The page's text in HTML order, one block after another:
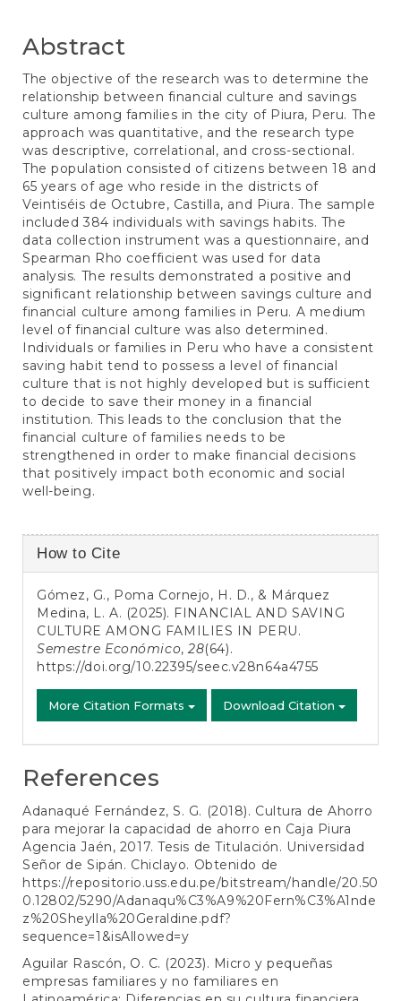
Abstract
The objective of the research was to determine the
relationship between financial culture and savings
culture among families in the city of Piura, Peru. The
approach was quantitative, and the research type
was descriptive, correlational, and cross-sectional.
The population consisted of citizens between 18 and
65 years of age who reside in the districts of
Veintiséis de Octubre, Castilla, and Piura. The sample
included 384 individuals with savings habits. The
data collection instrument was a questionnaire, and
Spearman Rho coefficient was used for data
analysis. The results demonstrated a positive and
significant relationship between savings culture and
financial culture among families in Peru. A medium
level of financial culture was also determined.
Individuals or families in Peru who have a consistent
saving habit tend to possess a level of financial
culture that is not highly developed but is sufficient
to decide to save their money in a financial
institution. This leads to the conclusion that the
financial culture of families needs to be
strengthened in order to make financial decisions
that positively impact both economic and social
well-being.
Article
Details
How to Cite
Gómez, G., Poma Cornejo, H. D., & Márquez
Medina, L. A. (2025). FINANCIAL AND SAVING
CULTURE AMONG FAMILIES IN PERU.
Semestre Económico,28(64).
https://doi.org/10.22395/seec.v28n64a4755
More Citation Formats Download Citation
References
Adanaqué Fernández, S. G. (2018). Cultura de Ahorro
para mejorar la capacidad de ahorro en Caja Piura
Agencia Jaén, 2017. Tesis de Titulación. Universidad
Señor de Sipán. Chiclayo. Obtenido de
https://repositorio.uss.edu.pe/bitstream/handle/20.50
0.12802/5290/Adanaqu%C3%A9%20Fern%C3%A1nde
z%20Sheylla%20Geraldine.pdf?
sequence=1&isAllowed=y
Aguilar Rascón, O. C. (2023). Micro y pequeñas
empresas familiares y no familiares en